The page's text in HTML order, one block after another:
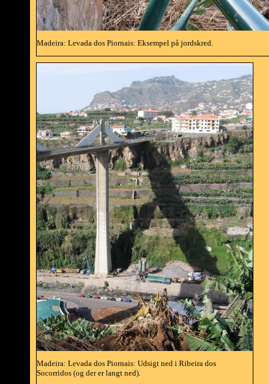
Madeira: Levada dos Piornais: Eksempel på jordskred.
Madeira: Levada dos Piornais: Udsigt ned i Ribeira dos
Socorridos (og der er langt ned).